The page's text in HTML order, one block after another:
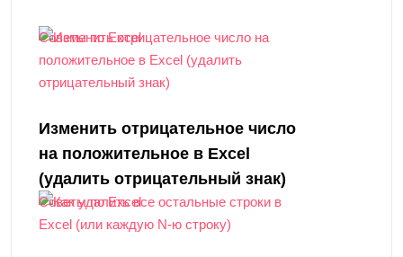
Советы по Excel
Изменить отрицательное число
на положительное в Excel
(удалить отрицательный знак)
Советы по Excel